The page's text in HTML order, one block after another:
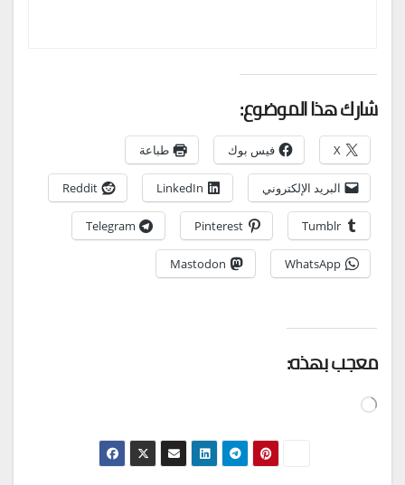
شارك هذا الموضوع:
X فيس بوك طباعة
البريد الإلكتروني LinkedIn
Reddit
Tumblr
Pinterest
Telegram
WhatsApp
Mastodon
معجب بهذه:
جاري